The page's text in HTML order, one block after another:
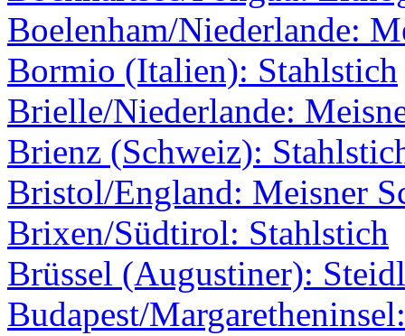
Boelenham/Niederlande:
Bormio (Italien): Stahlstich
Brielle/Niederlande:
Brienz (Schweiz):
Bristol/England: Meisner
Brixen/Südtirol: Stahlstich
Brüssel (Augustiner):
Budapest/